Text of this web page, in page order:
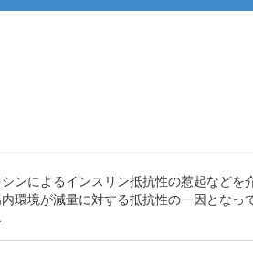
ンによるインスリン抵抗性の惹起などを
環境が減量に対する抵抗性の一因となっ